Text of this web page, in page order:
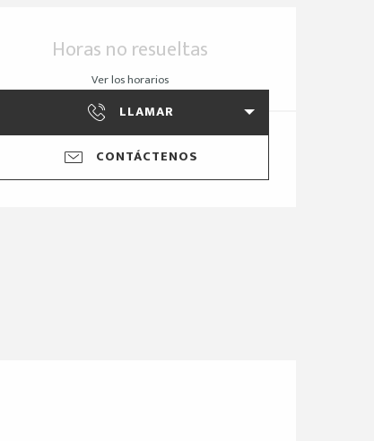
Horarios y datos de
Horas no resueltas
Ver los horarios
LLAMAR
CONTÁCTENOS